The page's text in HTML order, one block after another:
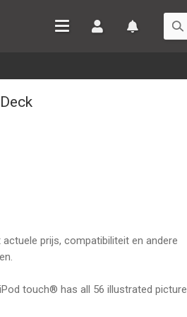
prijs, compatibiliteit en andere
touch® has all 56 illustrated picture
... Fun Deck® by Super Duper®